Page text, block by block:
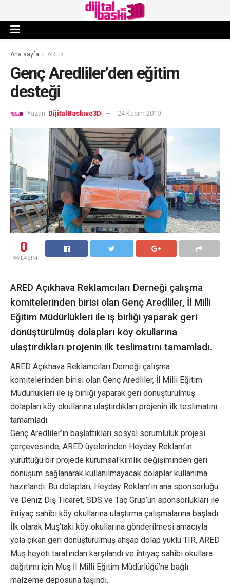
Ana sayfa ARED
Genç Aredliler’den eğitim
desteği
Yazan: DijitalBaskıve3D 24 Kasım 2019
0
PAYLAŞIM
ARED Açıkhava Reklamcıları Derneği çalışma
komitelerinden birisi olan Genç Aredliler, İl Milli
Eğitim Müdürlükleri ile iş birliği yaparak geri
dönüştürülmüş dolapları köy okullarına
ulaştırdıkları projenin ilk teslimatını tamamladı.
ARED Açıkhava Reklamcıları Derneği çalışma
komitelerinden birisi olan Genç Aredliler, İl Milli Eğitim
Müdürlükleri ile iş birliği yaparak geri dönüştürülmüş
dolapları köy okullarına ulaştırdıkları projenin ilk teslimatını
tamamladı.
Genç Aredliler’in başlattıkları sosyal sorumluluk projesi
çerçevesinde, ARED üyelerinden Heyday Reklam’ın
yürüttüğü bir projede kurumsal kimlik değişiminden geri
dönüşüm sağlanarak kullanılmayacak dolaplar kullanıma
hazırlandı. Bu dolapları, Heyday Reklam’ın ana sponsorluğu
ve Deniz Dış Ticaret, SDS ve Taç Grup’un sponsorlukları ile
ihtiyaç sahibi köy okullarına ulaştırma çalışmalarına başladı.
İlk olarak Muş’taki köy okullarına gönderilmesi amacıyla
yola çıkan geri dönüştürülmüş ahşap dolap yüklü TIR, ARED
Muş heyeti tarafından karşılandı ve ihtiyaç sahibi okullara
dağıtımı için Muş İl Milli Eğitim Müdürlüğü’ne bağlı
malzeme deposuna taşındı.